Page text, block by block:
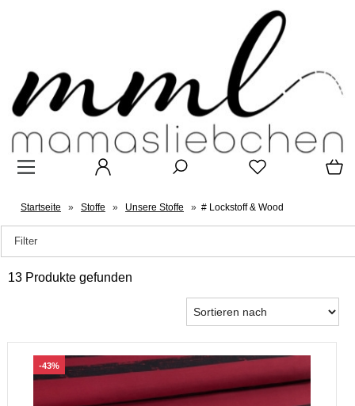
Startseite » Stoffe » Unsere Stoffe » # Lockstoff & Wood
Filter
13 Produkte gefunden
-43%